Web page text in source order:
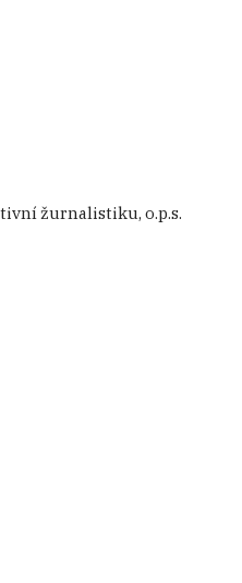
žurnalistiku, o.p.s.